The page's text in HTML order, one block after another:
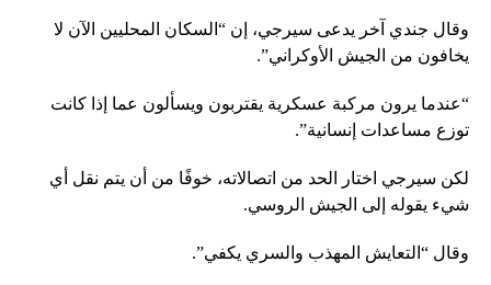
وقال جندي آخر يدعى سيرجي، إن “السكان المحليين الآن لا
يخافون من الجيش الأوكراني”.
“عندما يرون مركبة عسكرية يقتربون ويسألون عما إذا كانت
توزع مساعدات إنسانية”.
لكن سيرجي اختار الحد من اتصالاته، خوفًا من أن يتم نقل أي
شيء يقوله إلى الجيش الروسي.
وقال “التعايش المهذب والسري يكفي”.